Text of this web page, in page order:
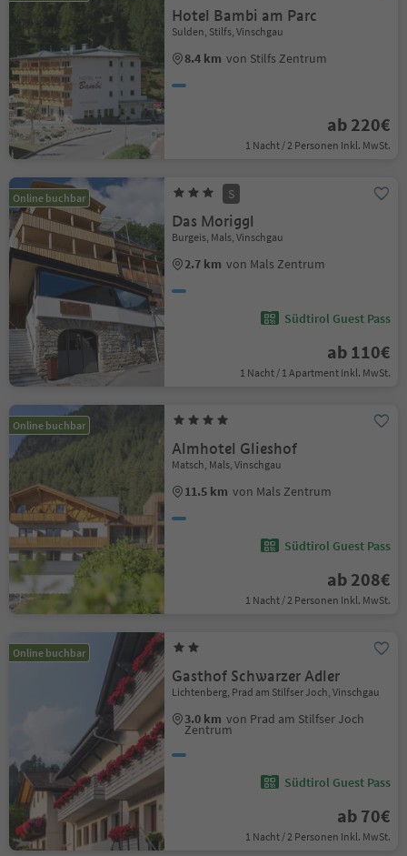
Hotel Bambi am Parc
Sulden, Stilfs, Vinschgau
8.4 km von Stilfs Zentrum
ab 220€
1 Nacht / 2 Personen Inkl. MwSt.
Online buchbar S
Das Moriggl
Burgeis, Mals, Vinschgau
2.7 km von Mals Zentrum
Südtirol Guest Pass
ab 110€
1 Nacht / 1 Apartment Inkl. MwSt.
Online buchbar
Almhotel Glieshof
Matsch, Mals, Vinschgau
11.5 km von Mals Zentrum
Südtirol Guest Pass
ab 208€
1 Nacht / 2 Personen Inkl. MwSt.
Online buchbar
Gasthof Schwarzer Adler
Lichtenberg, Prad am Stilfser Joch, Vinschgau
3.0 km von Prad am Stilfser Joch
Zentrum
Südtirol Guest Pass
ab 70€
1 Nacht / 2 Personen Inkl. MwSt.